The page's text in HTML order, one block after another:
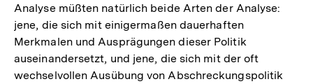
Analyse müßten natürlich beide Arten der Analyse:
jene, die sich mit einigermaßen dauerhaften
Merkmalen und Ausprägungen dieser Politik
auseinandersetzt, und jene, die sich mit der oft
wechselvollen Ausübung von Abschreckungspolitik